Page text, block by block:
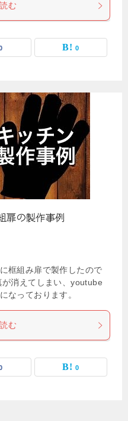
む
0
扉の製作事例
框組み扉で製作したので
消えてしまい、youtube
なっております。
む
0